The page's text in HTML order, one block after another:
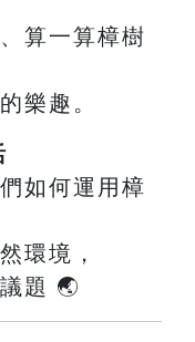
算一算樟樹
樂趣。
如何運用樟
環境，
題 🌏